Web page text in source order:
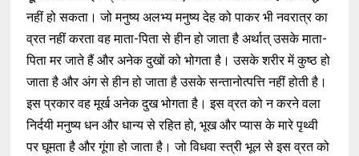
नहीं हो सकता। जो मनुष्य अलभ्य मनुष्य देह को पाकर भी नवरात्र का
व्रत नहीं करता वह माता-पिता से हीन हो जाता है अर्थात् उसके माता-
पिता मर जाते हैं और अनेक दुखों को भोगता है। उसके शरीर में कुष्ठ हो
जाता है और अंग से हीन हो जाता है उसके सन्तानोत्पत्ति नहीं होती है।
इस प्रकार वह मूर्ख अनेक दुख भोगता है। इस व्रत को न करने वला
निर्दयी मनुष्य धन और धान्य से रहित हो, भूख और प्यास के मारे पृथ्वी
पर घूमता है और गूंगा हो जाता है। जो विधवा स्त्री भूल से इस व्रत को